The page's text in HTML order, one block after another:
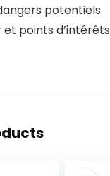
potentiels
et points